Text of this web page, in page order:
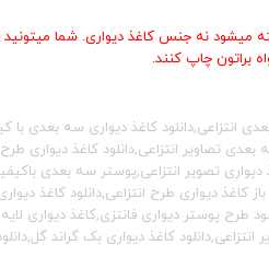
نه جنس کاغذ دیواری. شما میتونید
براتون چاپ کنند.
انتزاعی,دانلود کاغذ دیواری سه بعدی با
تصاویر انتزاعی,دانلود کاغذ دیواری طرح
تصویر انتزاعی,پوستر سه بعدی
کاغذ دیواری طرح انتزاعی,دانلود کاغذ
پوستر دیواری فانتزی,کاغذ دیواری لایه
باز کاغذدیواری,پوستر 3بعدی,پوستر 3 بعدی تصویر انتزاعی,دانلود کاغذ دیواری بک گراند